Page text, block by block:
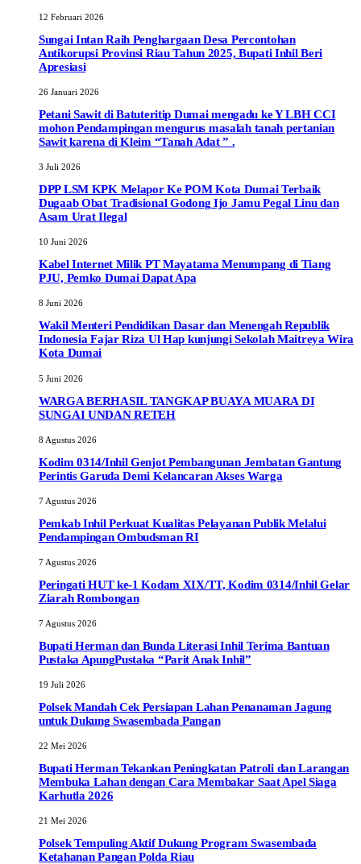
12 Februari 2026
Sungai Intan Raih Penghargaan Desa Percontohan
Antikorupsi Provinsi Riau Tahun 2025, Bupati Inhil Beri
Apresiasi
26 Januari 2026
Petani Sawit di Batuteritip Dumai mengadu ke Y LBH CCI
mohon Pendampingan mengurus masalah tanah pertanian
Sawit karena di Kleim “Tanah Adat ” .
3 Juli 2026
DPP LSM KPK Melapor Ke POM Kota Dumai Terbaik
Dugaab Obat Tradisional Godong Ijo Jamu Pegal Linu dan
Asam Urat Ilegal
10 Juni 2026
Kabel Internet Milik PT Mayatama Menumpang di Tiang
PJU, Pemko Dumai Dapat Apa
8 Juni 2026
Wakil Menteri Pendidikan Dasar dan Menengah Republik
Indonesia Fajar Riza Ul Hap kunjungi Sekolah Maitreya Wira
Kota Dumai
5 Juni 2026
WARGA BERHASIL TANGKAP BUAYA MUARA DI
SUNGAI UNDAN RETEH
8 Agustus 2026
Kodim 0314/Inhil Genjot Pembangunan Jembatan Gantung
Perintis Garuda Demi Kelancaran Akses Warga
7 Agustus 2026
Pemkab Inhil Perkuat Kualitas Pelayanan Publik Melalui
Pendampingan Ombudsman RI
7 Agustus 2026
Peringati HUT ke-1 Kodam XIX/TT, Kodim 0314/Inhil Gelar
Ziarah Rombongan
7 Agustus 2026
Bupati Herman dan Bunda Literasi Inhil Terima Bantuan
Pustaka ApungPustaka “Parit Anak Inhil”
19 Juli 2026
Polsek Mandah Cek Persiapan Lahan Penanaman Jagung
untuk Dukung Swasembada Pangan
22 Mei 2026
Bupati Herman Tekankan Peningkatan Patroli dan Larangan
Membuka Lahan dengan Cara Membakar Saat Apel Siaga
Karhutla 2026
21 Mei 2026
Polsek Tempuling Aktif Dukung Program Swasembada
Ketahanan Pangan Polda Riau